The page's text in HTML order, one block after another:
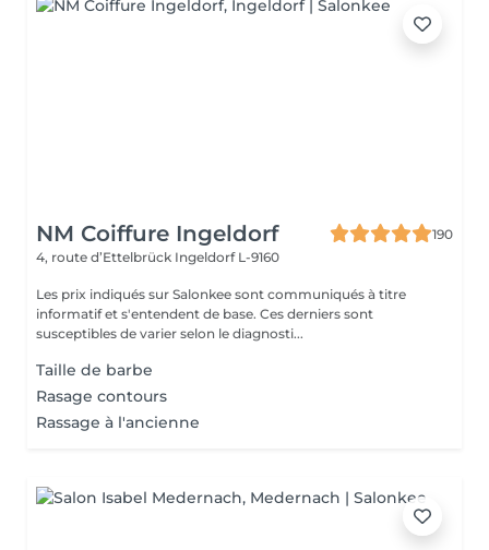
NM Coiffure Ingeldorf
190
4, route d’Ettelbrück Ingeldorf L-9160
Les prix indiqués sur Salonkee sont communiqués à titre
informatif et s'entendent de base. Ces derniers sont
susceptibles de varier selon le diagnosti...
Taille de barbe
Rasage contours
Rassage à l'ancienne